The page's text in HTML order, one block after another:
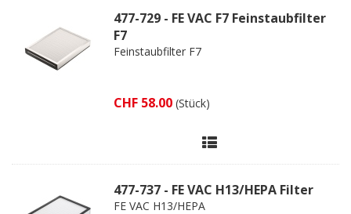
477-729 - FE VAC F7 Feinstaubfilter
F7
Feinstaubfilter F7
CHF 58.00 (Stück)
477-737 - FE VAC H13/HEPA Filter
FE VAC H13/HEPA